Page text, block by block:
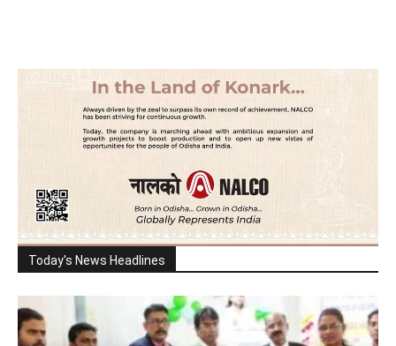
Today's News Headlines